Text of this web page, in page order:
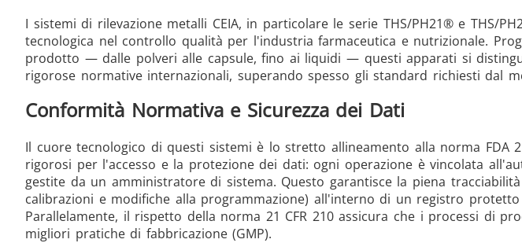
THS Production 4.0 MD-SCOPE
I sistemi di rilevazione metalli CEIA, in particolare le serie THS/PH21® e THS/
tecnologica nel controllo qualità per l'industria farmaceutica e nutrizionale.
prodotto — dalle polveri alle capsule, fino ai liquidi — questi apparati si
rigorose normative internazionali, superando spesso gli standard richiesti dal
Conformità Normativa e Sicurezza dei Dati
Il cuore tecnologico di questi sistemi è lo stretto allineamento alla norma FDA
rigorosi per l'accesso e la protezione dei dati: ogni operazione è vincolata
gestite da un amministratore di sistema. Questo garantisce la piena
calibrazioni e modifiche alla programmazione) all'interno di un registro
Parallelamente, il rispetto della norma 21 CFR 210 assicura che i processi di
migliori pratiche di fabbricazione (GMP).